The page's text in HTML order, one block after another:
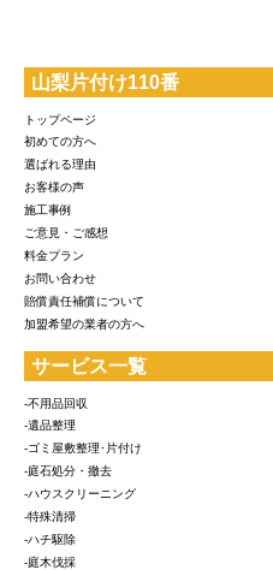
山梨片付け110番
トップページ
初めての方へ
選ばれる理由
お客様の声
施工事例
ご意見・ご感想
料金プラン
お問い合わせ
賠償責任補償について
加盟希望の業者の方へ
サービス一覧
-不用品回収
-遺品整理
-ゴミ屋敷整理･片付け
-庭石処分・撤去
-ハウスクリーニング
-特殊清掃
-ハチ駆除
-庭木伐採